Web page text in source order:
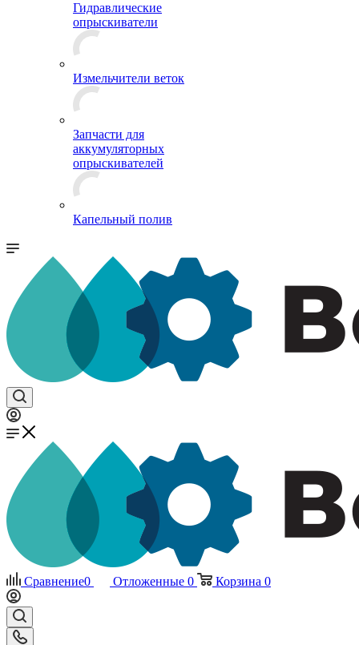
Гидравлические
опрыскиватели
Измельчители веток
Запчасти для
аккумуляторных
опрыскивателей
Капельный полив
Сравнение0 Отложенные 0 Корзина 0